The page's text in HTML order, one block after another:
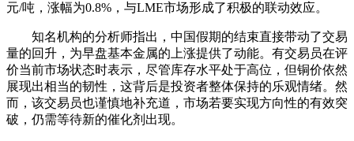
元/吨，涨幅为0.8%，与LME市场形成了积极的联动效应。
知名机构的分析师指出，中国假期的结束直接带动了交易
量的回升，为早盘基本金属的上涨提供了动能。有交易员在评
价当前市场状态时表示，尽管库存水平处于高位，但铜价依然
展现出相当的韧性，这背后是投资者整体保持的乐观情绪。然
而，该交易员也谨慎地补充道，市场若要实现方向性的有效突
破，仍需等待新的催化剂出现。